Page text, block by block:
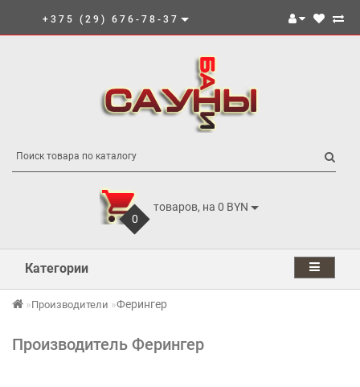
+375 (29) 676-78-37
0
товаров, на 0 BYN
Категории
Производители Ферингер
Производитель Ферингер